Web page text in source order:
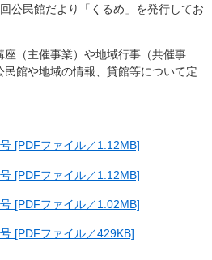
公民館だより「くるめ」を発行してお
（主催事業）や地域行事（共催事
館や地域の情報、貸館等について定
[PDFファイル／1.12MB]
[PDFファイル／1.12MB]
[PDFファイル／1.02MB]
[PDFファイル／429KB]